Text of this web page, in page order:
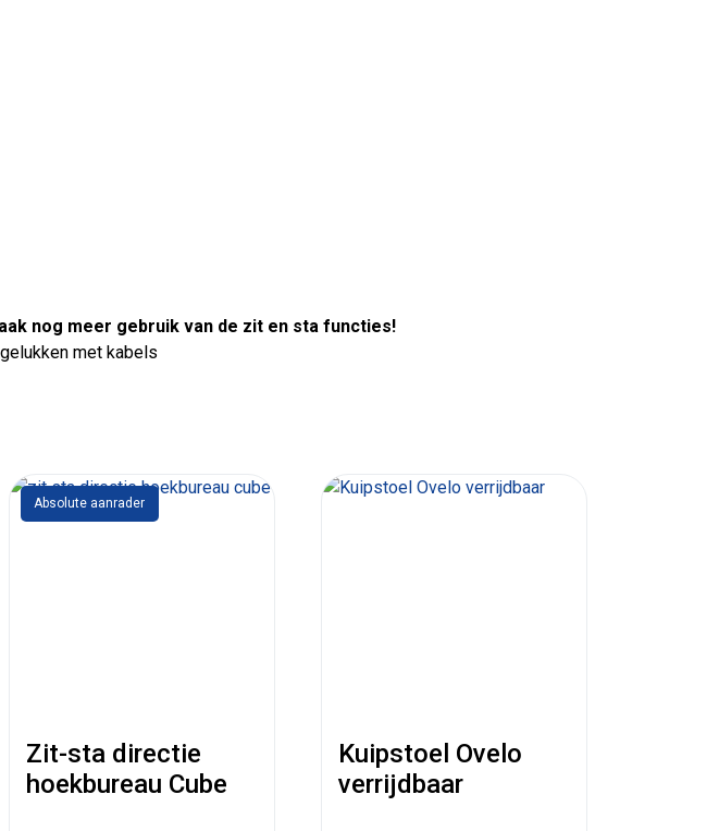
nog meer gebruik van de zit en sta functies!
met kabels
Absolute aanrader
Zit-sta directie
hoekbureau Cube
Kuipstoel Ovelo
verrijdbaar